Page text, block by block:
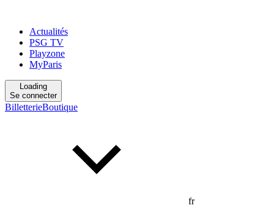
Actualités
PSG TV
Playzone
MyParis
Loading
Se connecter
BilletterieBoutique
fr